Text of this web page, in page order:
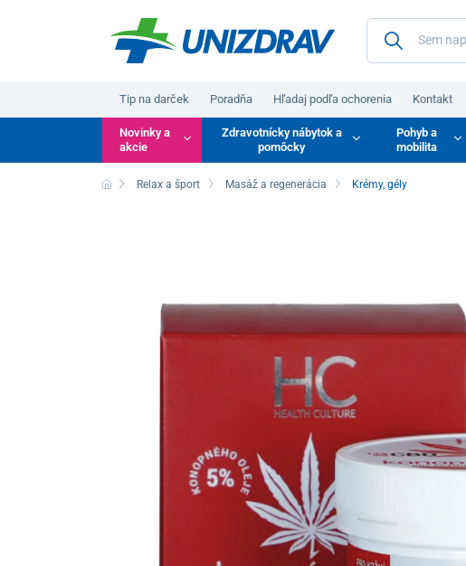
Tip na darček Poradňa Hľadaj podľa ochorenia Kontakt
Novinky a
akcie
Zdravotnícky nábytok a
pomôcky
Pohyb a
mobilita
Relax a šport Masáž a regenerácia Krémy, gély